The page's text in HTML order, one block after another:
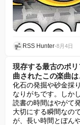
RSS Hunter•8月4日
現存する最古のポ
曲されたこの楽曲
化石の発掘や砂金採
なりがちです。しか
読書の時間はやがて
大切にする瞬間なの
が、長い時間とぼん